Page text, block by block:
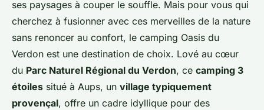
ses paysages à couper le souffle. Mais pour vous qui
cherchez à fusionner avec ces merveilles de la nature
sans renoncer au confort, le camping Oasis du
Verdon est une destination de choix. Lové au cœur
du Parc Naturel Régional du Verdon, ce camping 3
étoiles situé à Aups, un village typiquement
provençal, offre un cadre idyllique pour des